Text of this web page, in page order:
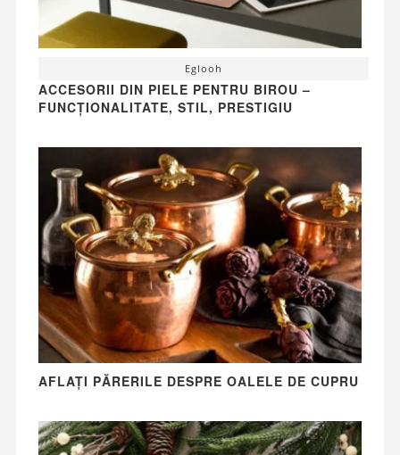
Eglooh
ACCESORII DIN PIELE PENTRU BIROU –
FUNCȚIONALITATE, STIL, PRESTIGIU
AFLAȚI PĂRERILE DESPRE OALELE DE CUPRU